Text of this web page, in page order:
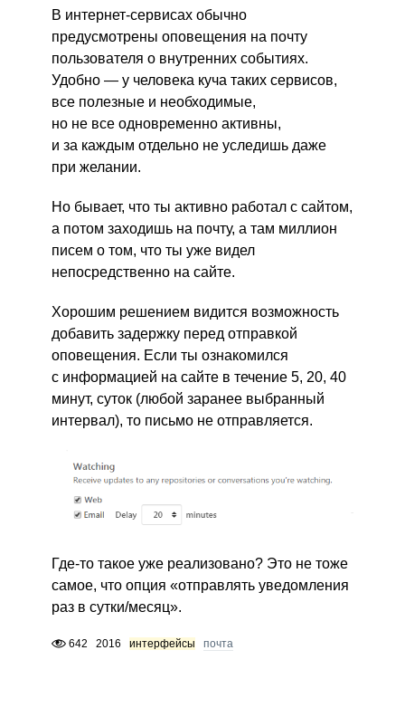
В интернет-сервисах обычно
предусмотрены оповещения на почту
пользователя о внутренних событиях.
Удобно — у человека куча таких сервисов,
все полезные и необходимые,
но не все одновременно активны,
и за каждым отдельно не уследишь даже
при желании.
Но бывает, что ты активно работал с сайтом,
а потом заходишь на почту, а там миллион
писем о том, что ты уже видел
непосредственно на сайте.
Хорошим решением видится возможность
добавить задержку перед отправкой
оповещения. Если ты ознакомился
с информацией на сайте в течение 5, 20, 40
минут, суток (любой заранее выбранный
интервал), то письмо не отправляется.
Где-то такое уже реализовано? Это не тоже
самое, что опция «отправлять уведомления
раз в сутки/месяц».
642 2016 интерфейсы почта